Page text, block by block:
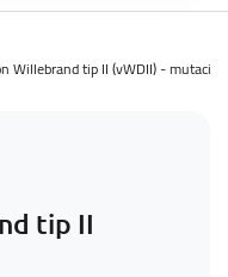
Willebrand tip II (vWDII) - mutacija
tip II